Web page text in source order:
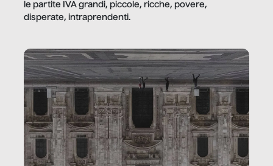
le partite IVA grandi, piccole, ricche, povere,
disperate, intraprendenti.